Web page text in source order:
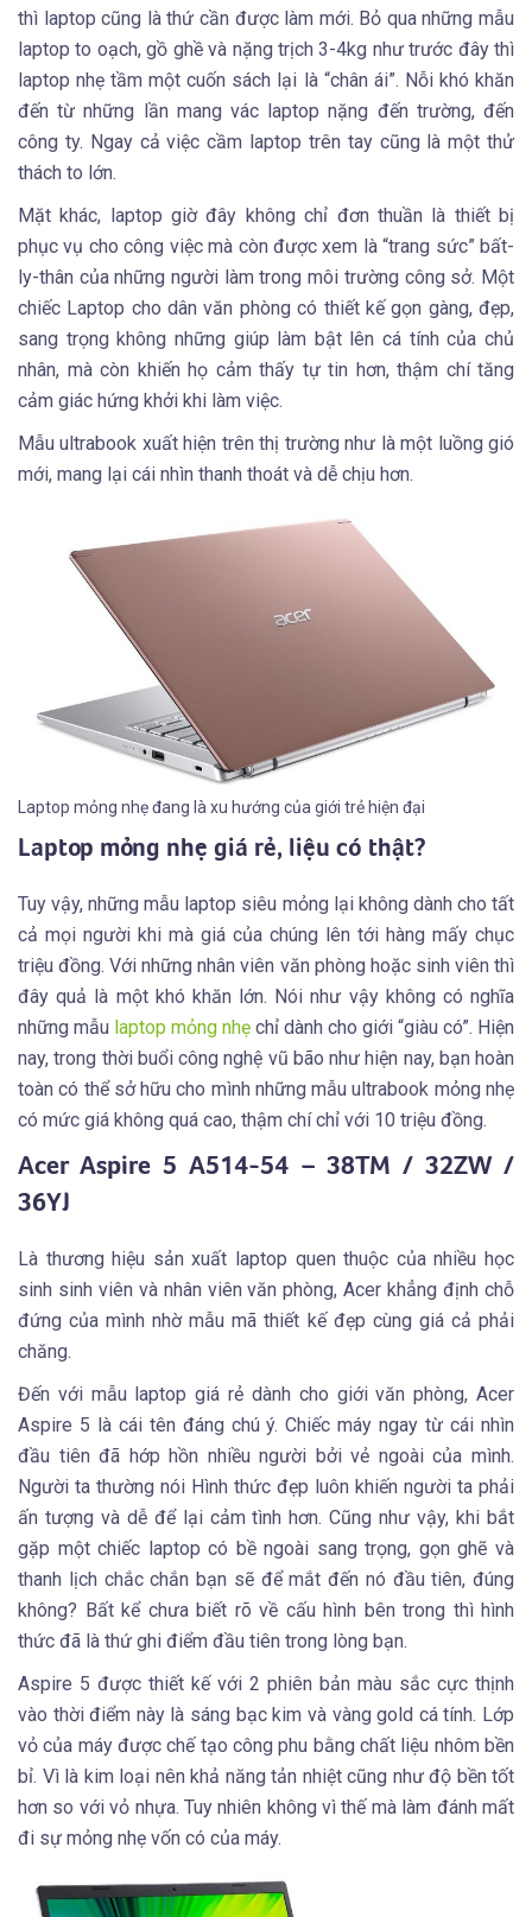
thì laptop cũng là thứ cần được làm mới. Bỏ qua những mẫu
laptop to oạch, gồ ghề và nặng trịch 3-4kg như trước đây thì
laptop nhẹ tầm một cuốn sách lại là “chân ái”. Nỗi khó khăn
đến từ những lần mang vác laptop nặng đến trường, đến
công ty. Ngay cả việc cầm laptop trên tay cũng là một thử
thách to lớn.
Mặt khác, laptop giờ đây không chỉ đơn thuần là thiết bị
phục vụ cho công việc mà còn được xem là “trang sức” bất-
ly-thân của những người làm trong môi trường công sở. Một
chiếc Laptop cho dân văn phòng có thiết kế gọn gàng, đẹp,
sang trọng không những giúp làm bật lên cá tính của chủ
nhân, mà còn khiến họ cảm thấy tự tin hơn, thậm chí tăng
cảm giác hứng khởi khi làm việc.
Mẫu ultrabook xuất hiện trên thị trường như là một luồng gió
mới, mang lại cái nhìn thanh thoát và dễ chịu hơn.
Laptop mỏng nhẹ đang là xu hướng của giới trẻ hiện đại
Laptop mỏng nhẹ giá rẻ, liệu có thật?
Tuy vậy, những mẫu laptop siêu mỏng lại không dành cho tất
cả mọi người khi mà giá của chúng lên tới hàng mấy chục
triệu đồng. Với những nhân viên văn phòng hoặc sinh viên thì
đây quả là một khó khăn lớn. Nói như vậy không có nghĩa
những mẫu laptop mỏng nhẹ chỉ dành cho giới “giàu có”. Hiện
nay, trong thời buổi công nghệ vũ bão như hiện nay, bạn hoàn
toàn có thể sở hữu cho mình những mẫu ultrabook mỏng nhẹ
có mức giá không quá cao, thậm chí chỉ với 10 triệu đồng.
Acer Aspire 5 A514-54 – 38TM / 32ZW /
36YJ
Là thương hiệu sản xuất laptop quen thuộc của nhiều học
sinh sinh viên và nhân viên văn phòng, Acer khẳng định chỗ
đứng của mình nhờ mẫu mã thiết kế đẹp cùng giá cả phải
chăng.
Đến với mẫu laptop giá rẻ dành cho giới văn phòng, Acer
Aspire 5 là cái tên đáng chú ý. Chiếc máy ngay từ cái nhìn
đầu tiên đã hớp hồn nhiều người bởi vẻ ngoài của mình.
Người ta thường nói Hình thức đẹp luôn khiến người ta phải
ấn tượng và dễ để lại cảm tình hơn. Cũng như vậy, khi bắt
gặp một chiếc laptop có bề ngoài sang trọng, gọn ghẽ và
thanh lịch chắc chắn bạn sẽ để mắt đến nó đầu tiên, đúng
không? Bất kể chưa biết rõ về cấu hình bên trong thì hình
thức đã là thứ ghi điểm đầu tiên trong lòng bạn.
Aspire 5 được thiết kế với 2 phiên bản màu sắc cực thịnh
vào thời điểm này là sáng bạc kim và vàng gold cá tính. Lớp
vỏ của máy được chế tạo công phu bằng chất liệu nhôm bền
bỉ. Vì là kim loại nên khả năng tản nhiệt cũng như độ bền tốt
hơn so với vỏ nhựa. Tuy nhiên không vì thế mà làm đánh mất
đi sự mỏng nhẹ vốn có của máy.